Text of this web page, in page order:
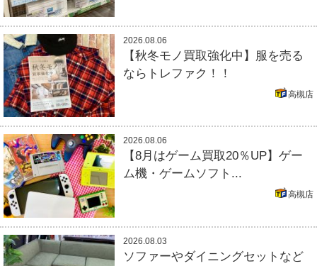
2026.08.06
【秋冬モノ買取強化中】服を売る
ならトレファク！！
高槻店
2026.08.06
【8月はゲーム買取20％UP】ゲー
ム機・ゲームソフト...
高槻店
2026.08.03
ソファーやダイニングセットなど